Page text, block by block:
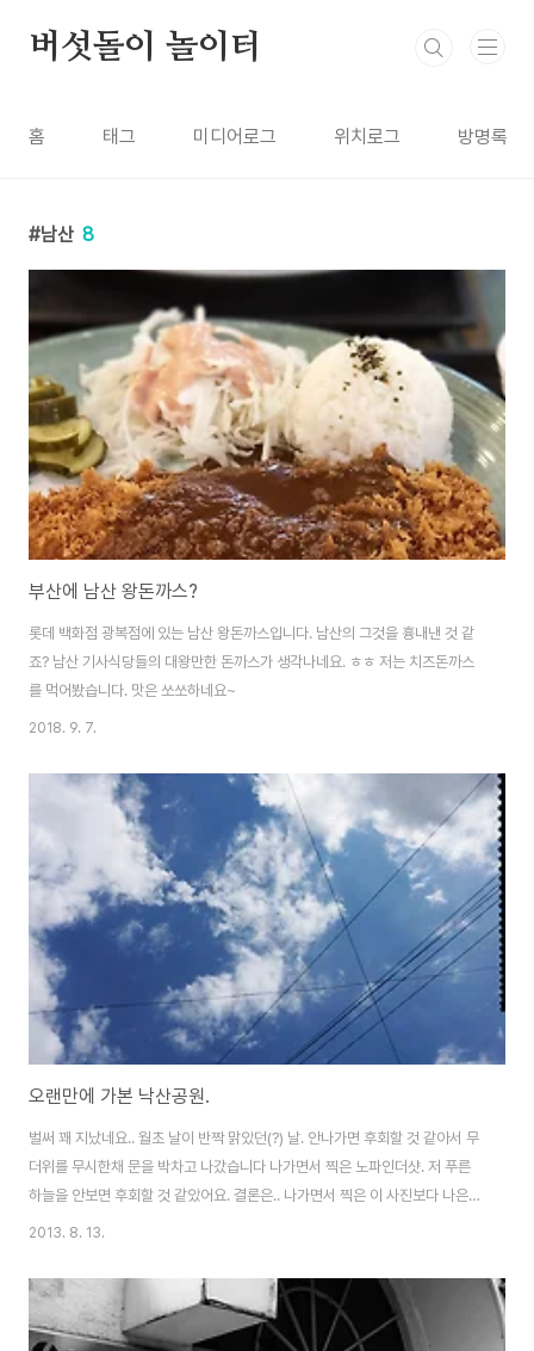
버섯돌이 놀이터
홈 태그 미디어로그 위치로그 방명록
남산 8
부산에 남산 왕돈까스?
롯데 백화점 광복점에 있는 남산 왕돈까스입니다. 남산의 그것을 흉내낸 것 같
죠? 남산 기사식당들의 대왕만한 돈까스가 생각나네요. ㅎㅎ 저는 치즈돈까스
를 먹어봤습니다. 맛은 쏘쏘하네요~
2018. 9. 7.
오랜만에 가본 낙산공원.
벌써 꽤 지났네요.. 월초 날이 반짝 맑았던(?) 날. 안나가면 후회할 것 같아서 무
더위를 무시한채 문을 박차고 나갔습니다 나가면서 찍은 노파인더샷. 저 푸른
하늘을 안보면 후회할 것 같았어요. 결론은.. 나가면서 찍은 이 사진보다 나은
사진이 없었다는건 함정. ㅠ_ㅠ 소나기가 내린 직후라 물방울이 송글송글~ 낙
요. 전 이런 사진이 참 좋아요. ^^ 비가 와도, 더워도.. 데이트는 해야 하는거죠.
암요. ㅠ_ㅠ 햇살도 비추다가.. 구름으로 덮였다가.. 버라이어티한 하늘이었어
요. -ㅂ-;; 그 하늘 아래 나는 자련다. 저 아저씨.. 올라갈때 보고.. 내려올때 또
2013. 8. 13.